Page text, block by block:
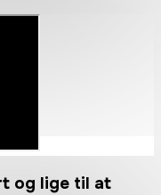
og lige til at